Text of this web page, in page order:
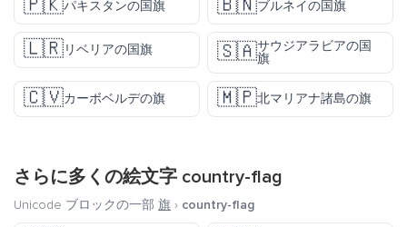
🇵🇰パキスタンの国旗 🇧🇳ブルネイの国旗
🇱🇷リベリアの国旗 🇸🇦サウジアラビアの国
旗
🇨🇻カーボベルデの旗 🇲🇵北マリアナ諸島の旗
さらに多くの絵文字 country-flag
Unicode ブロックの一部 旗 › country-flag